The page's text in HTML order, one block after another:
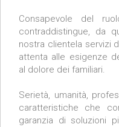
Consapevole del
contraddistingue, da
nostra clientela servizi
attenta alle esigenze
al dolore dei familiari.
Serietà, umanità,
caratteristiche che
garanzia di soluzioni